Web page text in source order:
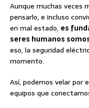
Aunque muchas veces
pensarlo, e incluso
en mal estado, es
seres humanos
eso, la seguridad
momento.
Así, podemos velar por
equipos que